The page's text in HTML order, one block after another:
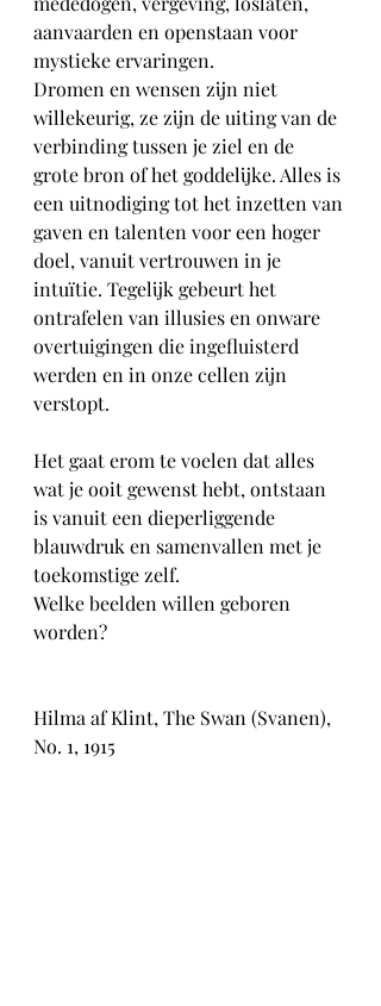
aanvaarden en openstaan voor
mystieke ervaringen.
Dromen en wensen zijn niet
willekeurig, ze zijn de uiting van de
verbinding tussen je ziel en de
grote bron of het goddelijke. Alles is
een uitnodiging tot het inzetten van
gaven en talenten voor een hoger
doel, vanuit vertrouwen in je
intuïtie. Tegelijk gebeurt het
ontrafelen van illusies en onware
overtuigingen die ingefluisterd
werden en in onze cellen zijn
verstopt.
Het gaat erom te voelen dat alles
wat je ooit gewenst hebt, ontstaan
is vanuit een dieperliggende
blauwdruk en samenvallen met je
toekomstige zelf.
Welke beelden willen geboren
worden?
Hilma af Klint, The Swan (Svanen),
No. 1, 1915